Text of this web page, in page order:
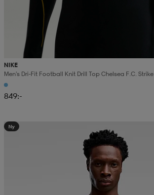
NIKE
Men's Dri-Fit Football Knit Drill Top Chelsea F.c. Strike
849:-
Ny